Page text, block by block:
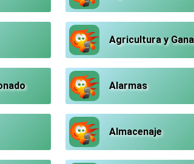
Agricultura y
Alarmas
Almacenaje